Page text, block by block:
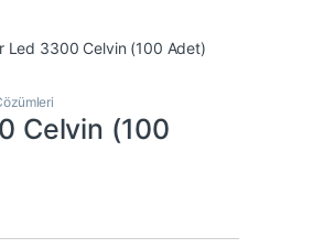
Led 3300 Celvin (100 Adet)
Celvin (100